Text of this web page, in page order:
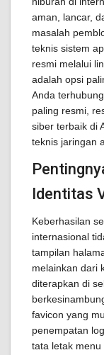
aman, lancar,
masalah
teknis sistem
resmi melalui
adalah opsi
Anda
paling resmi,
siber terbaik di
teknis jaringan
Identitas
Keberhasilan
internasional
tampilan
melainkan dari
diterapkan di
favicon yang
penempatan
tata letak